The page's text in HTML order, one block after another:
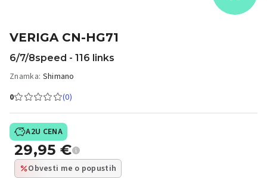
VERIGA CN-HG71
6/7/8speed - 116 links
Znamka: Shimano
0
(0)
A2U CENA
29,95 €
Obvesti me o popustih